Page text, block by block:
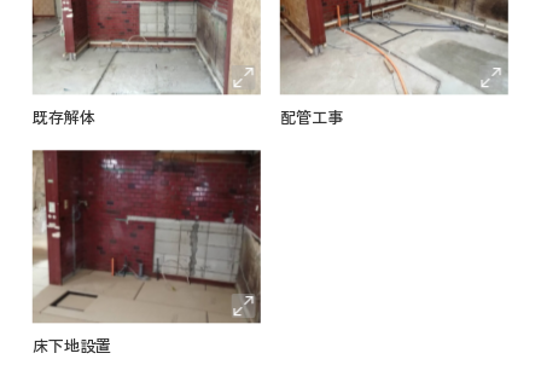
既存解体 配管工事
床下地設置